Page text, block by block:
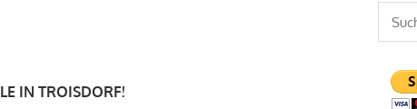
IN TROISDORF!